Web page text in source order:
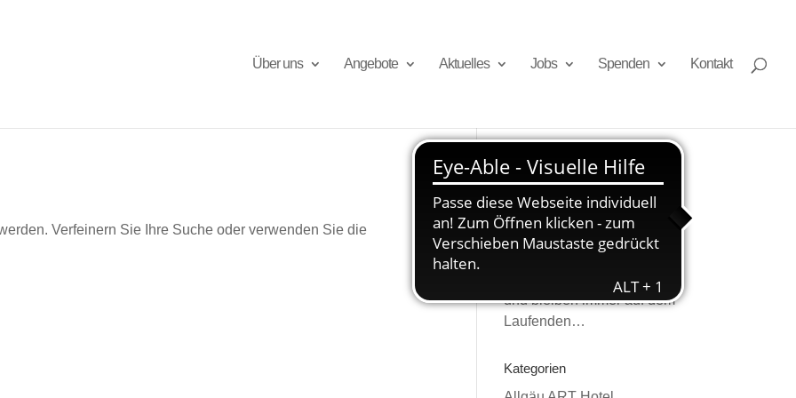
Über uns Angebote Aktuelles Jobs Spenden Kontakt
Verfeinern Sie Ihre Suche oder verwenden Sie die
Newsletter
Melden Sie sich an
und bleiben immer auf dem
Laufenden…
Kategorien